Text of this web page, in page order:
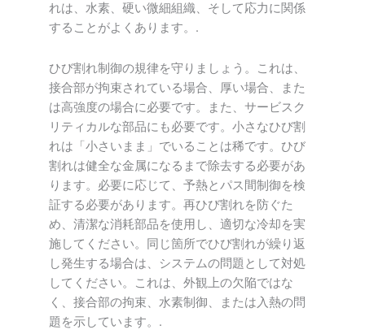
れは、水素、硬い微細組織、そして応力に関係
することがよくあります。.
ひび割れ制御の規律を守りましょう。これは、
接合部が拘束されている場合、厚い場合、また
は高強度の場合に必要です。また、サービスク
リティカルな部品にも必要です。小さなひび割
れは「小さいまま」でいることは稀です。ひび
割れは健全な金属になるまで除去する必要があ
ります。必要に応じて、予熱とパス間制御を検
証する必要があります。再ひび割れを防ぐた
め、清潔な消耗部品を使用し、適切な冷却を実
施してください。同じ箇所でひび割れが繰り返
し発生する場合は、システムの問題として対処
してください。これは、外観上の欠陥ではな
く、接合部の拘束、水素制御、または入熱の問
題を示しています。.